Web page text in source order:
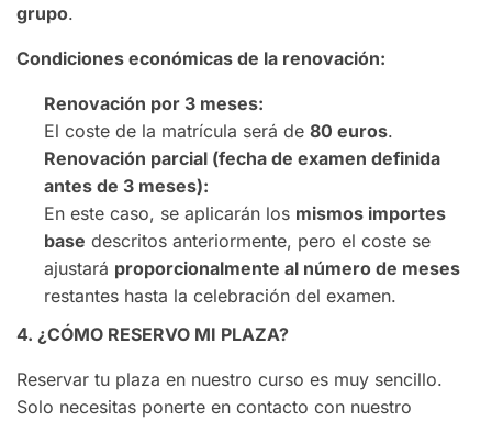
grupo.
Condiciones económicas de la renovación:
Renovación por 3 meses:
El coste de la matrícula será de 80 euros.
Renovación parcial (fecha de examen definida
antes de 3 meses):
En este caso, se aplicarán los mismos importes
base descritos anteriormente, pero el coste se
ajustará proporcionalmente al número de meses
restantes hasta la celebración del examen.
4. ¿CÓMO RESERVO MI PLAZA?
Reservar tu plaza en nuestro curso es muy sencillo.
Solo necesitas ponerte en contacto con nuestro